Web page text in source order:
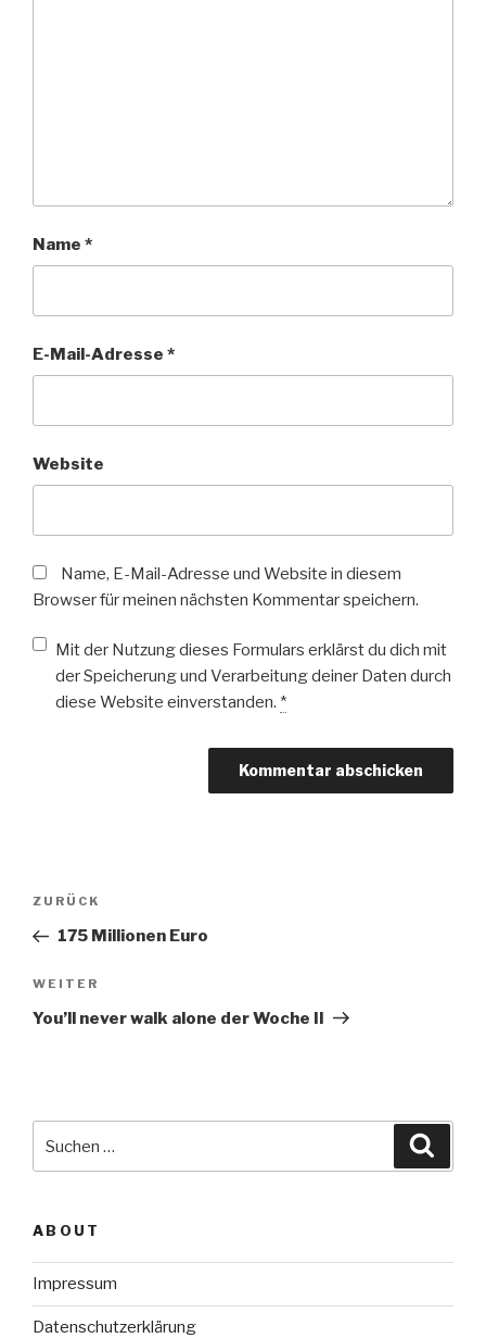
Name *
E-Mail-Adresse *
Website
Name, E-Mail-Adresse und Website in diesem
Browser für meinen nächsten Kommentar speichern.
Mit der Nutzung dieses Formulars erklärst du dich mit
der Speicherung und Verarbeitung deiner Daten durch
diese Website einverstanden. *
Beitragsnavigation
Vorheriger
Beitrag
ZURÜCK
175 Millionen Euro
Nächster
Beitrag
WEITER
You’ll never walk alone der Woche II
nach:
ABOUT
Impressum
Datenschutzerklärung